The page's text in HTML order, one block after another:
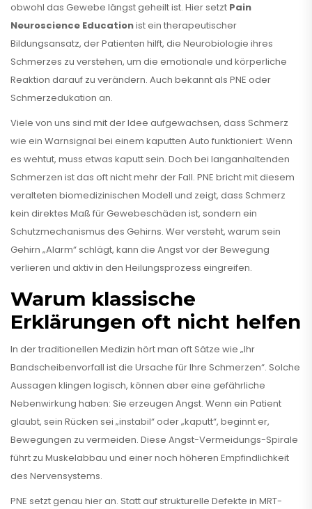
obwohl das Gewebe längst geheilt ist. Hier setzt Pain
Neuroscience Educationistein therapeutischer
Bildungsansatz, der Patienten hilft, die Neurobiologie ihres
Schmerzes zu verstehen, um die emotionale und körperliche
Reaktion darauf zu verändern. Auch bekannt als PNE oder
Schmerzedukation an.
Viele von uns sind mit der Idee aufgewachsen, dass Schmerz
wie ein Warnsignal bei einem kaputten Auto funktioniert: Wenn
es wehtut, muss etwas kaputt sein. Doch bei langanhaltenden
Schmerzen ist das oft nicht mehr der Fall. PNE bricht mit diesem
veralteten biomedizinischen Modell und zeigt, dass Schmerz
kein direktes Maß für Gewebeschäden ist, sondern ein
Schutzmechanismus des Gehirns. Wer versteht, warum sein
Gehirn „Alarm“ schlägt, kann die Angst vor der Bewegung
verlieren und aktiv in den Heilungsprozess eingreifen.
Warum klassische
Erklärungen oft nicht helfen
In der traditionellen Medizin hört man oft Sätze wie „Ihr
Bandscheibenvorfall ist die Ursache für Ihre Schmerzen“. Solche
Aussagen klingen logisch, können aber eine gefährliche
Nebenwirkung haben: Sie erzeugen Angst. Wenn ein Patient
glaubt, sein Rücken sei „instabil“ oder „kaputt“, beginnt er,
Bewegungen zu vermeiden. Diese Angst-Vermeidungs-Spirale
führt zu Muskelabbau und einer noch höheren Empfindlichkeit
des Nervensystems.
PNE setzt genau hier an. Statt auf strukturelle Defekte in MRT-